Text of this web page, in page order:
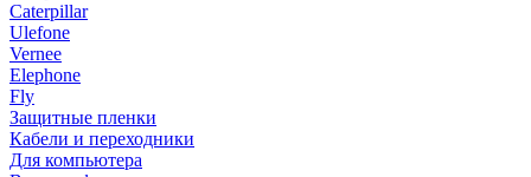
Caterpillar
Ulefone
Vernee
Elephone
Fly
Защитные пленки
Кабели и переходники
Для компьютера